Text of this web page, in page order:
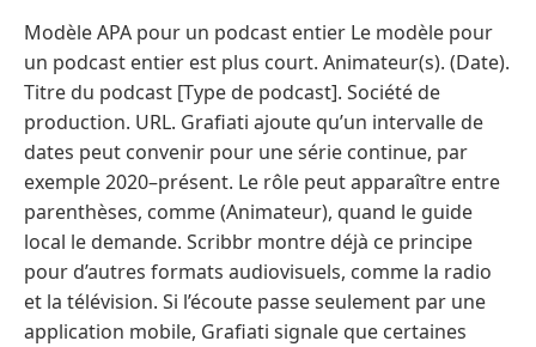
Modèle APA pour un podcast entier Le modèle pour
un podcast entier est plus court. Animateur(s). (Date).
Titre du podcast [Type de podcast]. Société de
production. URL. Grafiati ajoute qu’un intervalle de
dates peut convenir pour une série continue, par
exemple 2020–présent. Le rôle peut apparaître entre
parenthèses, comme (Animateur), quand le guide
local le demande. Scribbr montre déjà ce principe
pour d’autres formats audiovisuels, comme la radio
et la télévision. Si l’écoute passe seulement par une
application mobile, Grafiati signale que certaines